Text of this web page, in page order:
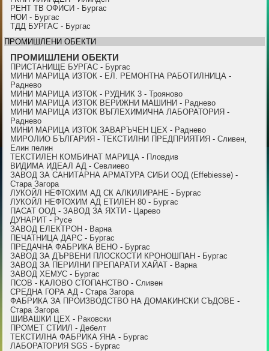
РЕНТ ТВ ОФИСИ - Бургас
НОИ - Бургас
ТДД БУРГАС - Бургас
ПРОМИШЛЕНИ ОБЕКТИ
ПРОМИШЛЕНИ ОБЕКТИ
ПРИСТАНИЩЕ БУРГАС - Бургас
МИНИ МАРИЦА ИЗТОК - ЕЛ. РЕМОНТНА РАБОТИЛНИЦА -
Раднево
МИНИ МАРИЦА ИЗТОК - РУДНИК 3 - Трояново
МИНИ МАРИЦА ИЗТОК ВЕРИЖНИ МАШИНИ - Раднево
МИНИ МАРИЦА ИЗТОК ВЪГЛЕХИМИЧНА ЛАБОРАТОРИЯ -
Раднево
МИНИ МАРИЦА ИЗТОК ЗАВАРЪЧЕН ЦЕХ - Раднево
МИРОЛИО БЪЛГАРИЯ - ТЕКСТИЛНИ ПРЕДПРИЯТИЯ - Сливен,
Елин пелин
ТЕКСТИЛЕН КОМБИНАТ МАРИЦА - Пловдив
ВИДИМА ИДЕАЛ АД - Севлиево
ЗАВОД ЗА САНИТАРНА АРМАТУРА СИБИ ООД (Effebiesse) -
Стара Загора
ЛУКОЙЛ НЕФТОХИМ АД СК АЛКИЛИРАНЕ - Бургас
ЛУКОЙЛ НЕФТОХИМ АД ЕТИЛЕН 80 - Бургас
ПАСАТ ООД - ЗАВОД ЗА ЯХТИ - Царево
ДУНАРИТ - Русе
ЗАВОД ЕЛЕКТРОН - Варна
ПЕЧАТНИЦА ДАРС - Бургас
ПРЕДАЧНА ФАБРИКА ВЕНО - Бургас
ЗАВОД ЗА ДЪРВЕНИ ПЛОСКОСТИ КРОНОШПАН - Бургас
ЗАВОД ЗА ПЕРИЛНИ ПРЕПАРАТИ ХАЙАТ - Варна
ЗАВОД ХЕМУС - Бургас
ПСОВ - КАЛОВО СТОПАНСТВО - Сливен
СРЕДНА ГОРА АД - Стара Загора
ФАБРИКА ЗА ПРОИЗВОДСТВО НА ДОМАКИНСКИ СЪДОВЕ -
Стара Загора
ШИВАШКИ ЦЕХ - Раковски
ПРОМЕТ СТИИЛ - Дебелт
ТЕКСТИЛНА ФАБРИКА ЯНА - Бургас
ЛАБОРАТОРИЯ SGS - Бургас